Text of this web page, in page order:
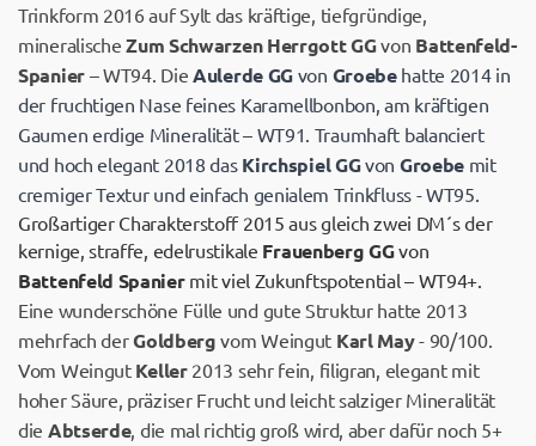
Trinkform 2016 auf Sylt das kräftige, tiefgründige,
mineralischeZum Schwarzen Herrgott GGvon Battenfeld-
Spanier– WT94. DieAulerde GG von Groebehatte 2014 in
der fruchtigen Nase feines Karamellbonbon, am kräftigen
Gaumen erdige Mineralität – WT91. Traumhaft balanciert
und hoch elegant 2018 das Kirchspiel GGvon Groebe mit
cremiger Textur und einfach genialem Trinkfluss - WT95.
Großartiger Charakterstoff 2015 aus gleich zwei DM´s der
kernige, straffe, edelrustikale Frauenberg GGvon
Battenfeld Spaniermit viel Zukunftspotential – WT94+.
Eine wunderschöne Fülle und gute Struktur hatte 2013
mehrfach derGoldberg vom Weingut Karl May- 90/100.
Vom Weingut Keller2013 sehr fein, filigran, elegant mit
hoher Säure, präziser Frucht und leicht salziger Mineralität
die Abtserde, die mal richtig groß wird, aber dafür noch 5+